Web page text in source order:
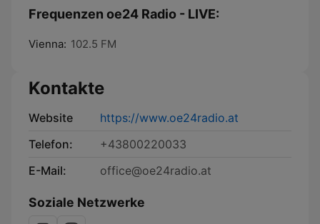
Frequenzen oe24 Radio - LIVE:
Vienna: 102.5 FM
Kontakte
Website
https://www.oe24radio.at
Telefon:
+43800220033
E-Mail:
office@oe24radio.at
Soziale Netzwerke